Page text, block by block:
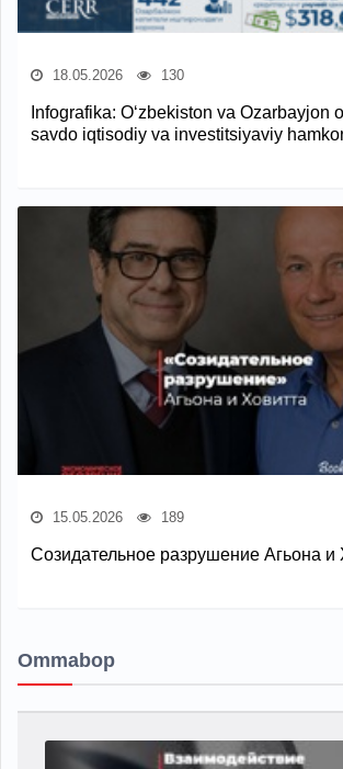
18.05.2026 130
Infografika: O‘zbekiston va Ozarbayjon
savdo iqtisodiy va investitsiyaviy
15.05.2026 189
Созидательное разрушение Агьона и
Ommabop